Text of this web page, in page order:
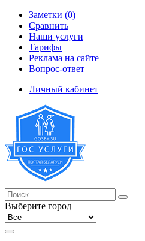
Заметки (0)
Сравнить
Наши услуги
Тарифы
Реклама на сайте
Вопрос-ответ
Личный кабинет
Выберите город